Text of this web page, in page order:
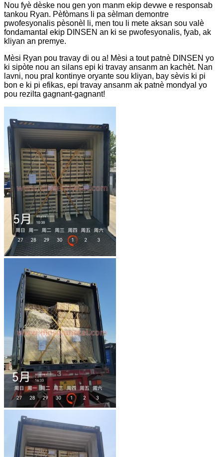
Nou fyè dèske nou gen yon manm ekip devwe e responsab
tankou Ryan. Pèfòmans li pa sèlman demontre
pwofesyonalis pèsonèl li, men tou li mete aksan sou valè
fondamantal ekip DINSEN an ki se pwofesyonalis, fyab, ak
kliyan an premye.
Mèsi Ryan pou travay di ou a! Mèsi a tout patnè DINSEN yo
ki sipòte nou an silans epi ki travay ansanm an kachèt. Nan
lavni, nou pral kontinye oryante sou kliyan, bay sèvis ki pi
bon e ki pi efikas, epi travay ansanm ak patnè mondyal yo
pou rezilta gagnant-gagnant!